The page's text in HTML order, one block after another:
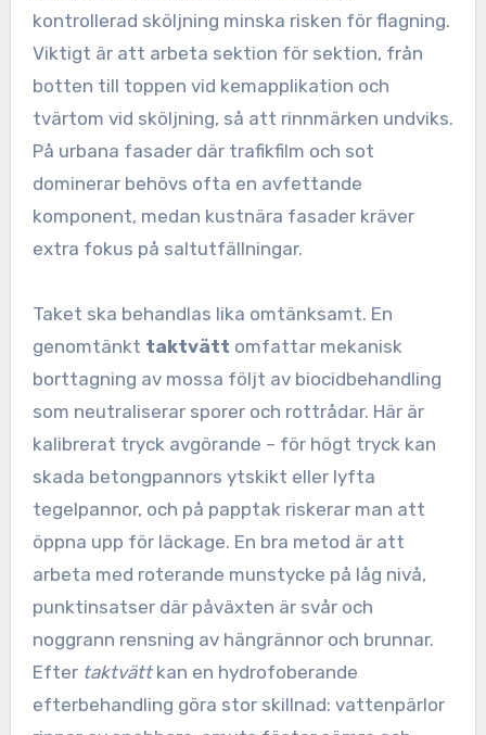
kontrollerad sköljning minska risken för flagning.
Viktigt är att arbeta sektion för sektion, från
botten till toppen vid kemapplikation och
tvärtom vid sköljning, så att rinnmärken undviks.
På urbana fasader där trafikfilm och sot
dominerar behövs ofta en avfettande
komponent, medan kustnära fasader kräver
extra fokus på saltutfällningar.
Taket ska behandlas lika omtänksamt. En
genomtänkt taktvätt omfattar mekanisk
borttagning av mossa följt av biocidbehandling
som neutraliserar sporer och rottrådar. Här är
kalibrerat tryck avgörande – för högt tryck kan
skada betongpannors ytskikt eller lyfta
tegelpannor, och på papptak riskerar man att
öppna upp för läckage. En bra metod är att
arbeta med roterande munstycke på låg nivå,
punktinsatser där påväxten är svår och
noggrann rensning av hängrännor och brunnar.
Efter taktvättkan en hydrofoberande
efterbehandling göra stor skillnad: vattenpärlor